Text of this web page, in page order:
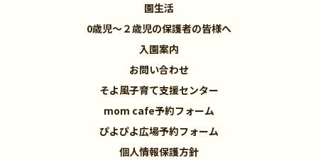
園生活
0歳児～２歳児の保護者の皆様へ
入園案内
お問い合わせ
そよ風子育て支援センター
mom cafe予約フォーム
ぴよぴよ広場予約フォーム
個人情報保護方針